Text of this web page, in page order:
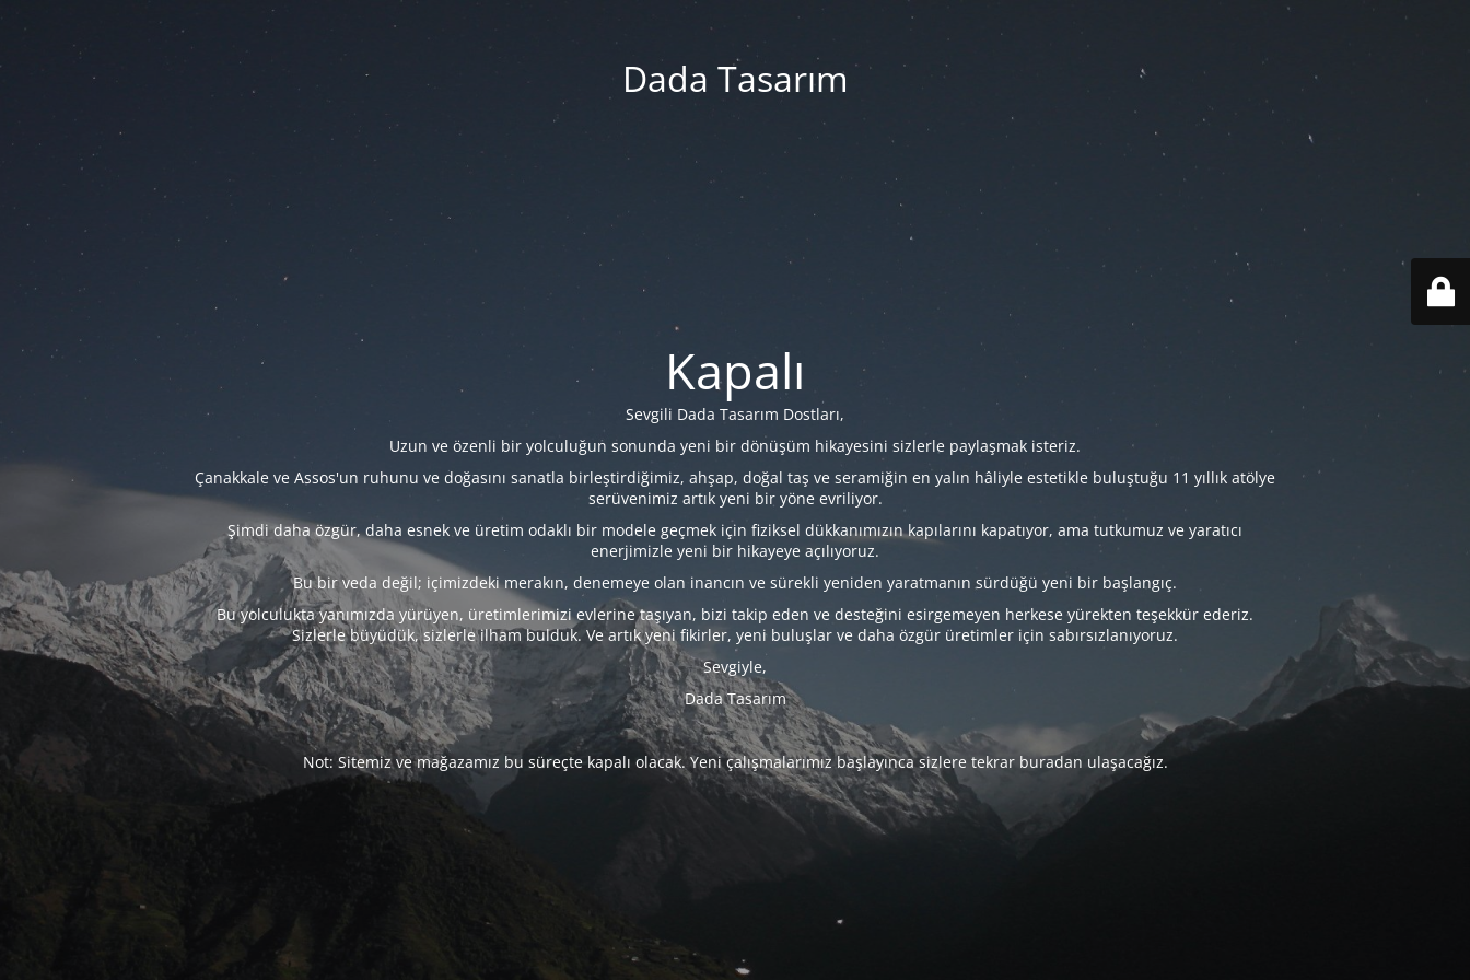
Dada Tasarım
Kapalı
Sevgili Dada Tasarım Dostları,
Uzun ve özenli bir yolculuğun sonunda yeni bir dönüşüm hikayesini sizlerle paylaşmak isteriz.
Çanakkale ve Assos'un ruhunu ve doğasını sanatla birleştirdiğimiz, ahşap, doğal taş ve seramiğin en yalın hâliyle estetikle buluştuğu 11 yıllık atölye
serüvenimiz artık yeni bir yöne evriliyor.
Şimdi daha özgür, daha esnek ve üretim odaklı bir modele geçmek için fiziksel dükkanımızın kapılarını kapatıyor, ama tutkumuz ve yaratıcı
enerjimizle yeni bir hikayeye açılıyoruz.
Bu bir veda değil; içimizdeki merakın, denemeye olan inancın ve sürekli yeniden yaratmanın sürdüğü yeni bir başlangıç.
Bu yolculukta yanımızda yürüyen, üretimlerimizi evlerine taşıyan, bizi takip eden ve desteğini esirgemeyen herkese yürekten teşekkür ederiz.
Sizlerle büyüdük, sizlerle ilham bulduk. Ve artık yeni fikirler, yeni buluşlar ve daha özgür üretimler için sabırsızlanıyoruz.
Sevgiyle,
Dada Tasarım
Not: Sitemiz ve mağazamız bu süreçte kapalı olacak. Yeni çalışmalarımız başlayınca sizlere tekrar buradan ulaşacağız.